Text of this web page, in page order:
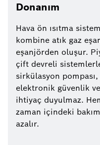
Donanım
Hava ön ısıtma
kombine atık gaz
eşanjörden oluşur.
çift devreli sistemlerle
sirkülasyon
elektronik güvenlik
ihtiyaç duyulmaz.
zaman içindeki
azalır.